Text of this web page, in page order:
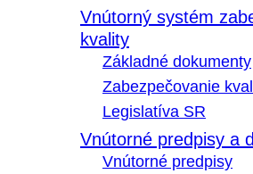
Vnútorný systém
kvality
Základné dokumenty
Zabezpečovanie
Legislatíva SR
Vnútorné predpisy a
Vnútorné predpisy